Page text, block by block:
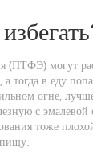
(ПТФЭ) могут
тогда в еду
огне,
с
тоже